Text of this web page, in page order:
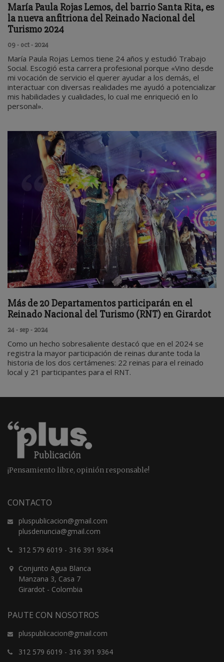
María Paula Rojas Lemos, del barrio Santa Rita, es
la nueva anfitriona del Reinado Nacional del
Turismo 2024
09 - oct - 2024
María Paula Rojas Lemos tiene 24 años y estudió Trabajo
Social. Escogió esta carrera profesional porque «Vino desde
mi vocación de servicio el querer ayudar a los demás, el
interactuar con diversas realidades me ayudó a potencializar
mis habilidades y cualidades, lo cual me enriqueció en lo
personal».
Más de 20 Departamentos participarán en el
Reinado Nacional del Turismo (RNT) en Girardot
24 - sep - 2024
Como un hecho sobresaliente destacó que en el 2024 se
registra la mayor participación de reinas durante toda la
historia de los dos certámenes: 22 reinas para el reinado
local y 21 participantes para el RNT.
¡Pensamiento libre, opinión responsable!
CONTACTO
pluspublicacion@gmail.com
plusdenuncia@gmail.com
312 579 6019 - 316 391 9364
Conjunto Agua Blanca
Manzana 3, Casa 7
Girardot - Colombia
PAUTE CON NOSOTROS
pluspublicacion@gmail.com
312 579 6019 - 316 391 9364